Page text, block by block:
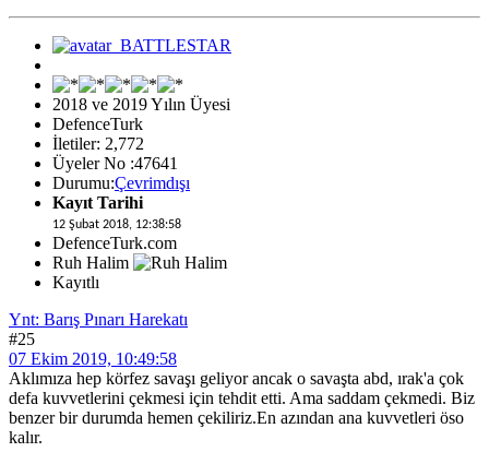
2018 ve 2019 Yılın Üyesi
DefenceTurk
İletiler: 2,772
Üyeler No :47641
Durumu:Çevrimdışı
Kayıt Tarihi
12 Şubat 2018, 12:38:58
DefenceTurk.com
Ruh Halim
Kayıtlı
Ynt: Barış Pınarı Harekatı
#25
07 Ekim 2019, 10:49:58
Aklımıza hep körfez savaşı geliyor ancak o savaşta abd, ırak'a çok
defa kuvvetlerini çekmesi için tehdit etti. Ama saddam çekmedi. Biz
benzer bir durumda hemen çekiliriz.En azından ana kuvvetleri öso
kalır.